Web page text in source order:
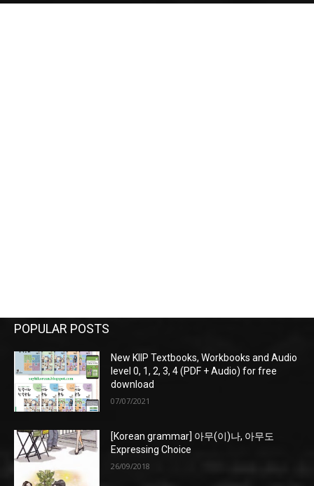
POPULAR POSTS
New KIIP Textbooks, Workbooks and Audio
level 0, 1, 2, 3, 4 (PDF + Audio) for free
download
07/07/2021
[Korean grammar] 아무(이)나, 아무도
Expressing Choice
26/09/2018